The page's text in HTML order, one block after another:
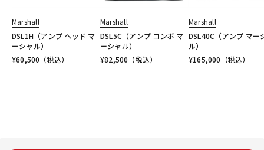
Marshall
DSL1H（アンプ ヘッド マ
ーシャル）
¥60,500 （税込）
Marshall
DSL5C（アンプ コンボ マ
ーシャル）
¥82,500 （税込）
Marshall
DSL40C（アンプ マー
ル）
¥165,000 （税込）